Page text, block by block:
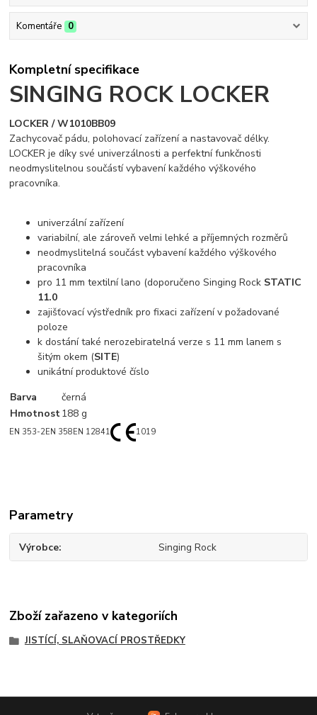
Komentáře 0
Kompletní specifikace
SINGING ROCK LOCKER
LOCKER / W1010BB09
Zachycovač pádu, polohovací zařízení a nastavovač délky.
LOCKER je díky své univerzálnosti a perfektní funkčnosti
neodmyslitelnou součástí vybavení každého výškového
pracovníka.
univerzální zařízení
variabilní, ale zároveň velmi lehké a příjemných rozměrů
neodmyslitelná součást vybavení každého výškového
pracovníka
pro 11 mm textilní lano (doporučeno Singing Rock STATIC
11.0
zajišťovací výstředník pro fixaci zařízení v požadované
poloze
k dostání také nerozebiratelná verze s 11 mm lanem s
šitým okem (SITE)
unikátní produktové číslo
Barva
černá
Hmotnost188 g
EN 353-2EN 358EN 12841 1019
Parametry
Výrobce Singing Rock
Zboží zařazeno v kategoriích
JISTÍCÍ, SLAŇOVACÍ PROSTŘEDKY